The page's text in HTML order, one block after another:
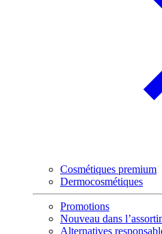
Cosmétiques premium
Dermocosmétiques
Promotions
Nouveau dans
Alternatives